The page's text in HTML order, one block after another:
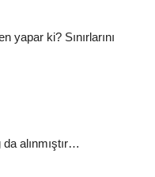
yapar ki? Sınırlarını
alınmıştır…